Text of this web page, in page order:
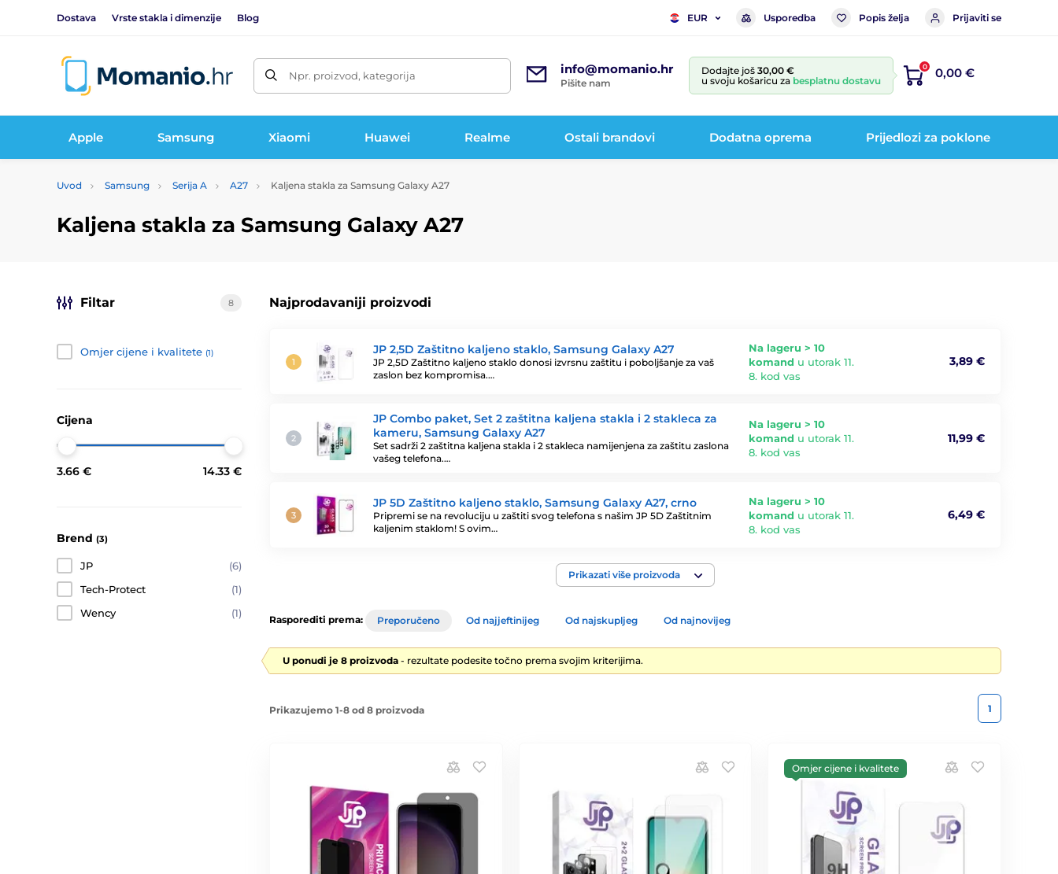
Dostava Vrste stakla i dimenzije Blog EUR Usporedba Popis želja Prijaviti se
Npr. proizvod, kategorija info@momanio.hr
Pišite nam
Dodajte još 30,00 €
u svoju košaricu za besplatnu dostavu
0 0,00 €
Apple Samsung Xiaomi Huawei Realme Ostali brandovi Dodatna oprema Prijedlozi za poklone
Uvod Samsung Serija A A27 Kaljena stakla za Samsung Galaxy A27
Kaljena stakla za Samsung Galaxy A27
Najprodavaniji proizvodi
JP 2,5D Zaštitno kaljeno staklo, Samsung Galaxy A27
JP 2,5D Zaštitno kaljeno staklo donosi izvrsnu zaštitu i poboljšanje za vaš
zaslon bez kompromisa.…
Na lageru > 10
komand u utorak 11.
8. kod vas
3,89 €
JP Combo paket, Set 2 zaštitna kaljena stakla i 2 stakleca za
kameru, Samsung Galaxy A27
Set sadrži 2 zaštitna kaljena stakla i 2 stakleca namijenjena za zaštitu zaslona
vašeg telefona.…
Na lageru > 10
komand u utorak 11.
8. kod vas
11,99 €
JP 5D Zaštitno kaljeno staklo, Samsung Galaxy A27, crno
Pripremi se na revoluciju u zaštiti svog telefona s našim JP 5D Zaštitnim
kaljenim staklom! S ovim…
Na lageru > 10
komand u utorak 11.
8. kod vas
6,49 €
Prikazati više proizvoda
Filtar 8
Omjer cijene i kvalitete (1)
Cijena
3.66 € 14.33 €
Brend (3)
JP
(6)
Tech-Protect
(1)
Wency
(1)
Rasporediti prema: Preporučeno Od najjeftinijeg Od najskupljeg Od najnovijeg
U ponudi je 8 proizvoda - rezultate podesite točno prema svojim kriterijima.
Prikazujemo 1-8 od 8 proizvoda 1
Omjer cijene i kvalitete